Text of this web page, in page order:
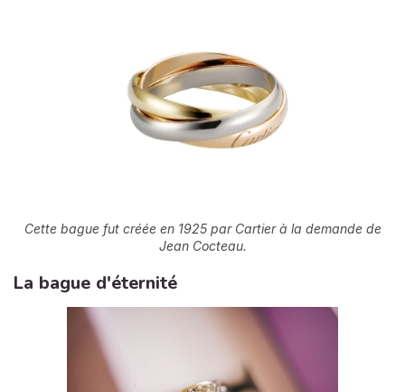
Cette bague fut créée en 1925 par Cartier à la demande de
Jean Cocteau.
La bague d'éternité